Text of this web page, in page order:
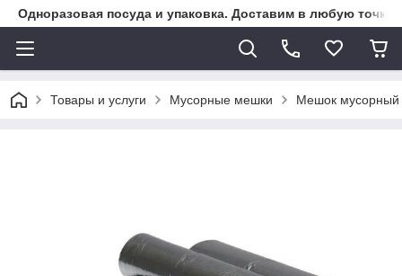
Одноразовая посуда и упаковка. Доставим в любую точку
Товары и услуги Мусорные мешки Мешок